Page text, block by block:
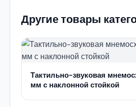
Другие товары
Тактильно-звуковая
мм с наклонной стойкой